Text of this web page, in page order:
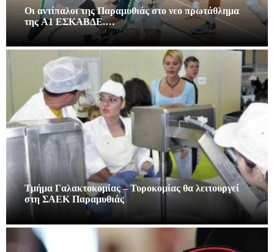
Οι αντίπαλοι της Παραμυθιάς στο νεο πρωτάθλημα
της A1 ΕΣΚΑΒΔΕ.…
Τμήμα Γαλακτοκομίας – Τυροκομίας θα λειτουργεί
στη ΣΑΕΚ Παραμυθιάς